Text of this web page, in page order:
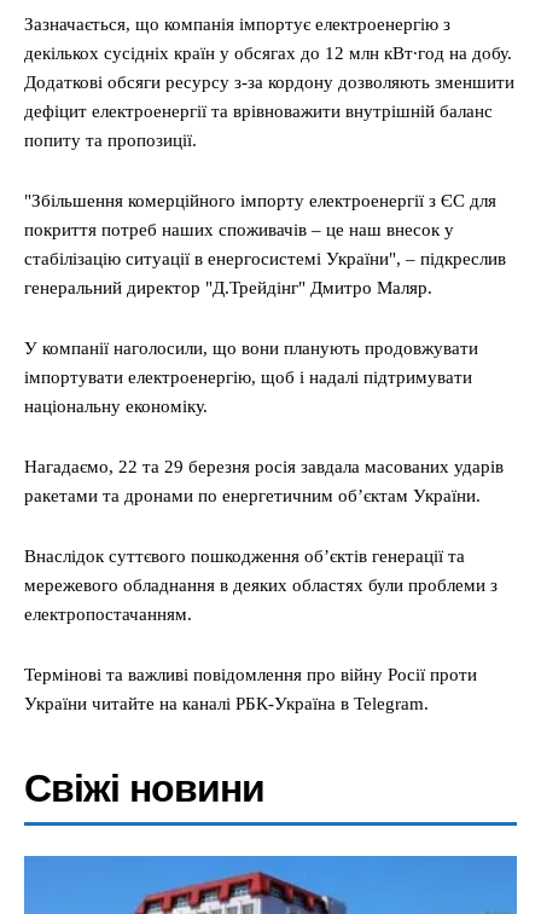
Зазначається, що компанія імпортує електроенергію з
декількох сусідніх країн у обсягах до 12 млн кВт∙год на добу.
Додаткові обсяги ресурсу з-за кордону дозволяють зменшити
дефіцит електроенергії та врівноважити внутрішній баланс
попиту та пропозиції.
"Збільшення комерційного імпорту електроенергії з ЄС для
покриття потреб наших споживачів – це наш внесок у
стабілізацію ситуації в енергосистемі України", – підкреслив
генеральний директор "Д.Трейдінг" Дмитро Маляр.
У компанії наголосили, що вони планують продовжувати
імпортувати електроенергію, щоб і надалі підтримувати
національну економіку.
Нагадаємо, 22 та 29 березня росія завдала масованих ударів
ракетами та дронами по енергетичним об’єктам України.
Внаслідок суттєвого пошкодження об’єктів генерації та
мережевого обладнання в деяких областях були проблеми з
електропостачанням.
Термінові та важливі повідомлення про війну Росії проти
України читайте на каналі РБК-Україна в Telegram.
Свіжі новини